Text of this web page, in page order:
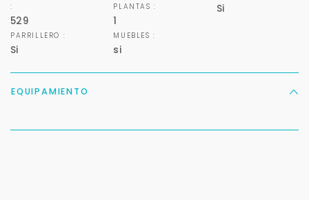
:
529
PLANTAS :
1
Si
PARRILLERO :
Si
MUEBLES :
si
EQUIPAMIENTO
mejor y más rápido